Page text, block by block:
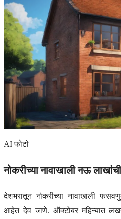
AI फोटो
नोकरीच्या नावाखाली नऊ
देशभरातून नोकरीच्या नावाखाली
आहेत देव जाणे. ऑक्टोबर महिन्यात